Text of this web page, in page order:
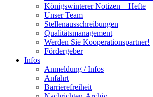
Königswinterer Notizen – Hefte
Unser Team
Stellenausschreibungen
Qualitätsmanagement
Werden Sie Kooperationspartner!
Fördergeber
Infos
Anmeldung / Infos
Anfahrt
Barrierefreiheit